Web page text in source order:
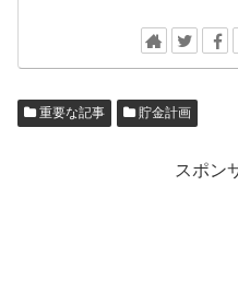
重要な記事 貯金計画
スポン